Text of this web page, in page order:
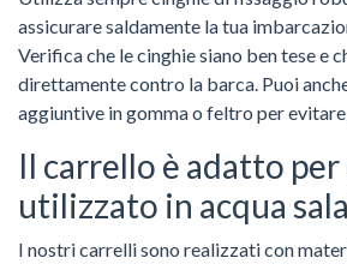
assicurare saldamente la tua
Verifica che le cinghie siano ben tese e
direttamente contro la barca. Puoi
aggiuntive in gomma o feltro per
Il carrello è adatto per
utilizzato in acqua
I nostri carrelli sono realizzati con